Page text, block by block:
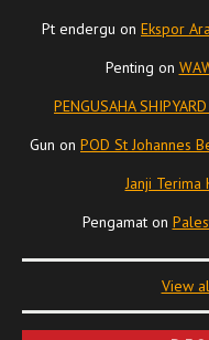
Pt endergu on Ekspor
Penting on
PENGUSAHA
Gun on POD St Johannes
Janji Terima
Pengamaton
View